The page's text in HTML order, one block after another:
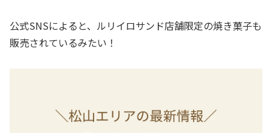
公式SNSによると、ルリイロサンド店舗限定の焼き菓子も
販売されているみたい！